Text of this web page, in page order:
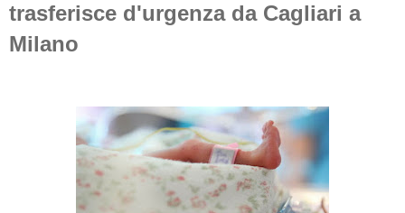
trasferisce d'urgenza da Cagliari a
Milano